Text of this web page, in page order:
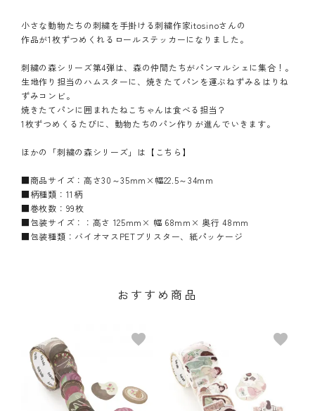
小さな動物たちの刺繍を手掛ける刺繍作家itosinoさんの
作品が1枚ずつめくれるロールステッカーになりました。
刺繍の森シリーズ第4弾は、森の仲間たちがパンマルシェに集合！。
生地作り担当のハムスターに、焼きたてパンを運ぶねずみ＆はりね
ずみコンビ。
焼きたてパンに囲まれたねこちゃんは食べる担当？
1枚ずつめくるたびに、動物たちのパン作りが進んでいきます。
ほかの「刺繍の森シリーズ」は 【こちら】
■商品サイズ：高さ30～35mm×幅22.5～34mm
■柄種類：11柄
■巻枚数：99枚
■包装サイズ：：高さ 125mm× 幅 68mm× 奥行 48mm
■包装種類：バイオマスPETブリスター、紙パッケージ
おすすめ商品
favorite favorite